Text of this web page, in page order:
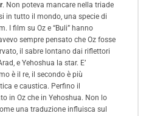
. Non poteva mancare nella triade
in tutto il mondo, una specie di
I film su Oz e “Buli” hanno
sempre pensato che Oz fosse
il sabre lontano dai riflettori
e Yehoshua la star. E’
è il re, il secondo è più
e caustica. Perfino il
in Oz che in Yehoshua. Non lo
una traduzione influisca sul